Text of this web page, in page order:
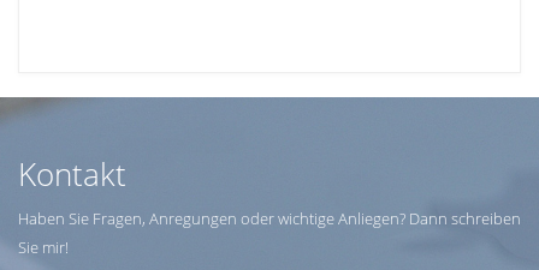
Kontakt
Haben Sie Fragen, Anregungen oder wichtige Anliegen? Dann schreiben
Sie mir!